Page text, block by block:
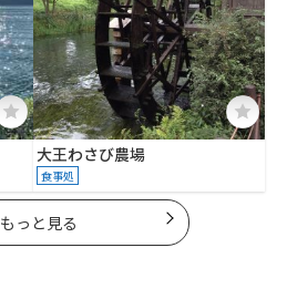
大王わさび農場
食事処
もっと見る